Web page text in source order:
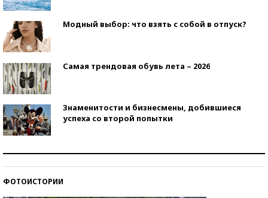
Модный выбор: что взять с собой в отпуск?
Самая трендовая обувь лета – 2026
Знаменитости и бизнесмены, добившиеся
успеха со второй попытки
ФОТОИСТОРИИ